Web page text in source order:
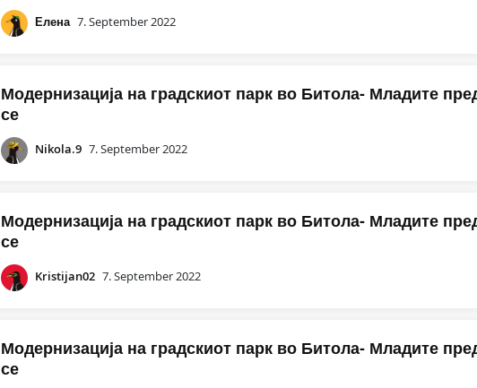
Елена 7. September 2022
Модернизација на градскиот парк во Битола- Младите
се
Nikola.9 7. September 2022
Модернизација на градскиот парк во Битола- Младите
се
Kristijan02 7. September 2022
Модернизација на градскиот парк во Битола- Младите
се